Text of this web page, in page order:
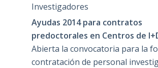
Investigadores
Ayudas 2014 para contratos
predoctorales en Centros de
Abierta la convocatoria para la
contratación de personal